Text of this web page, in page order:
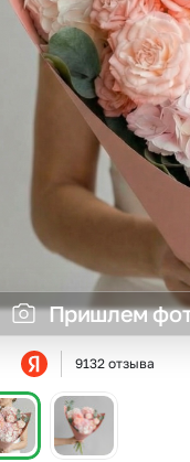
Пришлем
9132 отзыва